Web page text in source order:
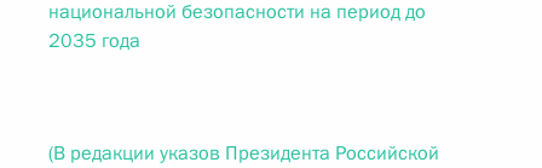
национальной безопасности на период до
2035 года
(В редакции указов Президента Российской